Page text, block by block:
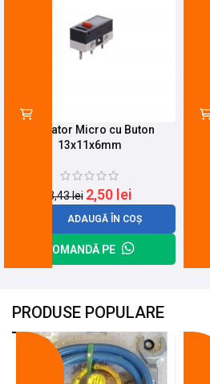
Limitator Micro cu Buton
13x11x6mm
3,43lei 2,50 lei
ADAUGĂ ÎN COȘ
COMANDĂ PE
PRODUSE POPULARE